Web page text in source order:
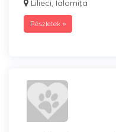
Lilieci, Ialomiţa
Részletek »